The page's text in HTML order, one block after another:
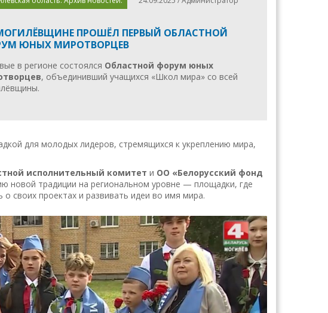
ПРОШЁЛ ПЕРВЫЙ ОБЛАСТНОЙ
ЮНЫХ МИРОТВОРЦЕВ
в регионе состоялся Областной форум юных
, объединивший учащихся «Школ мира» со всей
для молодых лидеров, стремящихся к укреплению мира,
исполнительный комитет и ОО «Белорусский фонд
новой традиции на региональном уровне — площадки, где
своих проектах и развивать идеи во имя мира.